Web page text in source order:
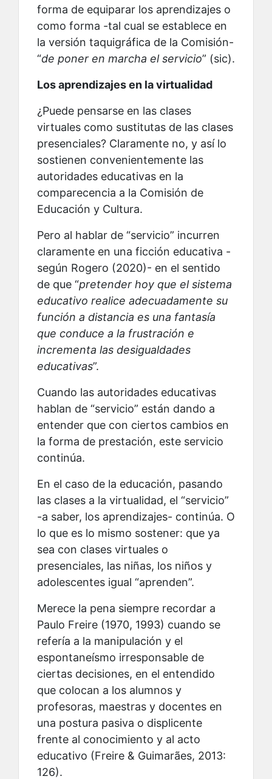
forma de equiparar los aprendizajes o
como forma -tal cual se establece en
la versión taquigráfica de la Comisión-
“de poner en marcha el servicio” (sic).
Los aprendizajes en la virtualidad
¿Puede pensarse en las clases
virtuales como sustitutas de las clases
presenciales? Claramente no, y así lo
sostienen convenientemente las
autoridades educativas en la
comparecencia a la Comisión de
Educación y Cultura.
Pero al hablar de “servicio” incurren
claramente en una ficción educativa -
según Rogero (2020)- en el sentido
de que “pretender hoy que el sistema
educativo realice adecuadamente su
función a distancia es una fantasía
que conduce a la frustración e
incrementa las desigualdades
educativas”.
Cuando las autoridades educativas
hablan de “servicio” están dando a
entender que con ciertos cambios en
la forma de prestación, este servicio
continúa.
En el caso de la educación, pasando
las clases a la virtualidad, el “servicio”
-a saber, los aprendizajes- continúa. O
lo que es lo mismo sostener: que ya
sea con clases virtuales o
presenciales, las niñas, los niños y
adolescentes igual “aprenden”.
Merece la pena siempre recordar a
Paulo Freire (1970, 1993) cuando se
refería a la manipulación y el
espontaneísmo irresponsable de
ciertas decisiones, en el entendido
que colocan a los alumnos y
profesoras, maestras y docentes en
una postura pasiva o displicente
frente al conocimiento y al acto
educativo (Freire & Guimarães, 2013:
126).